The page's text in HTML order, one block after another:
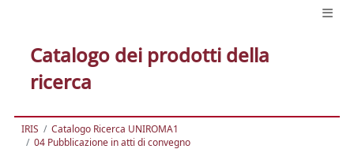
Catalogo dei prodotti della
ricerca
IRIS
Catalogo Ricerca UNIROMA1
04 Pubblicazione in atti di convegno